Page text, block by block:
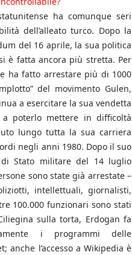
ha comunque seri
dell’alleato turco. Dopo la
del 16 aprile, la sua politica
è fatta ancora più stretta. Per
ha fatto arrestare più di 1000
del movimento Gulen,
a esercitare la sua vendetta
a poterlo mettere in difficoltà
lungo tutta la sua carriera
negli anni 1980. Dopo il suo
Stato militare del 14 luglio
sono state già arrestate –
intellettuali, giornalisti,
100.000 funzionari sono stati
sulla torta, Erdogan fa
i programmi delle
anche l’accesso a Wikipedia è